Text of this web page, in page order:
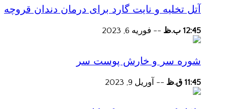
آتل تخلیه و نایت گارد برای درمان دندان قروچه
12:45 ب.ظ -- فوریه 6, 2023
شوره سر و خارش پوست سر
11:45 ق.ظ -- آوریل 9, 2023